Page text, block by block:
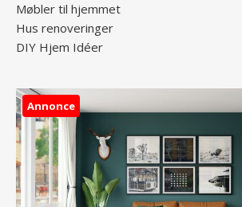
Møbler til hjemmet
Hus renoveringer
DIY Hjem Idéer
Annonce